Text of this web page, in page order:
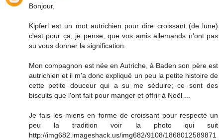
Bonjour,
Kipferl est un mot autrichien pour dire croissant (de lune)
c'est pour ça, je pense, que vos amis allemands n'ont pas
su vous donner la signification.
Mon compagnon est née en Autriche, à Baden son père est
autrichien et il m'a donc expliqué un peu la petite histoire de
cette petite douceur qui a su me séduire; ce sont des
biscuits que l'ont fait pour manger et offrir à Noël ...
Je fais les miens en forme de croissant pour respecté un
peu la tradition voir la photo qui suit
http://img682.imageshack.us/img682/9108/1868012589871